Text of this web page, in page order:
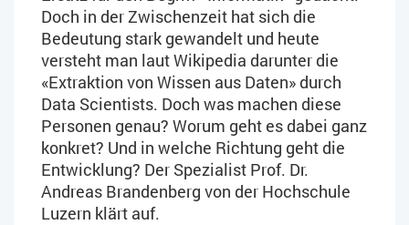
Doch in der Zwischenzeit hat sich die
Bedeutung stark gewandelt und heute
versteht man laut Wikipedia darunter die
«Extraktion von Wissen aus Daten» durch
Data Scientists. Doch was machen diese
Personen genau? Worum geht es dabei ganz
konkret? Und in welche Richtung geht die
Entwicklung? Der Spezialist Prof. Dr.
Andreas Brandenberg von der Hochschule
Luzern klärt auf.